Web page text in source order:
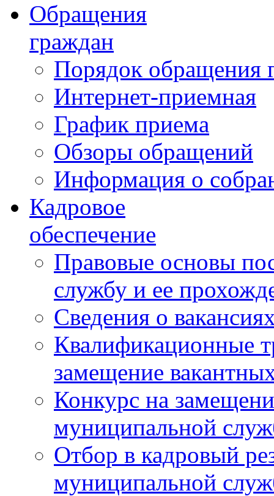
Обращения
граждан
Порядок обращения
Интернет-приемная
График приема
Обзоры обращений
Информация о
Кадровое
обеспечение
Правовые основы
службу и ее
Сведения о
Квалификационные
замещение
Конкурс на
муниципальной
Отбор в кадровый
муниципальной